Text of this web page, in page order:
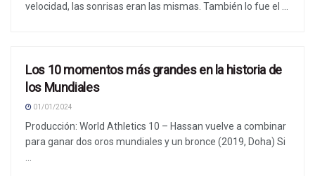
velocidad, las sonrisas eran las mismas. También lo fue el ...
NOTICIAS
Los 10 momentos más grandes en la historia de
los Mundiales
01/01/2024
Producción: World Athletics 10 – Hassan vuelve a combinar
para ganar dos oros mundiales y un bronce (2019, Doha) Si
...